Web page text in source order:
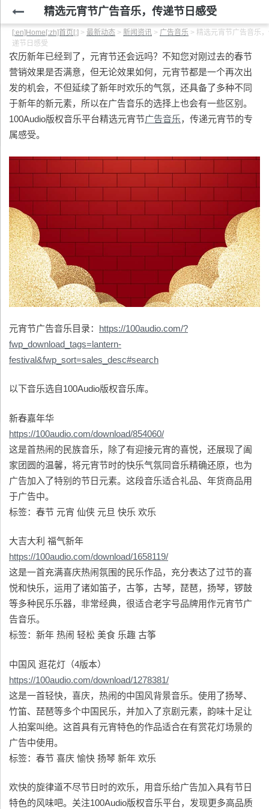
精选元宵节广告音乐，传递节日感受
[:en]Home[:zh]首页[:] > 最新动态 > 新闻资讯 > 广告音乐 > 精选元宵节广告音乐
递节日感受
农历新年已经到了，元宵节还会远吗？不知您对刚过去的春节
营销效果是否满意，但无论效果如何，元宵节都是一个再次出
发的机会，不但延续了新年时欢乐的气氛，还具备了多种不同
于新年的新元素，所以在广告音乐的选择上也会有一些区别。
100Audio版权音乐平台精选元宵节广告音乐，传递元宵节的专
属感受。
元宵节广告音乐目录： https://100audio.com/?
fwp_download_tags=lantern-
festival&fwp_sort=sales_desc#search
以下音乐选自100Audio版权音乐库。
新春嘉年华
https://100audio.com/download/854060/
这是首热闹的民族音乐，除了有迎接元宵的喜悦，还展现了阖
家团圆的温馨，将元宵节时的快乐气氛同音乐精确还原，也为
广告加入了特别的节日元素。这段音乐适合礼品、年货商品用
于广告中。
标签：春节 元宵 仙侠 元旦 快乐 欢乐
大吉大利 福气新年
https://100audio.com/download/1658119/
这是一首充满喜庆热闹氛围的民乐作品，充分表达了过节的喜
悦和快乐，运用了诸如笛子，古筝，古琴，琵琶，扬琴，锣鼓
等多种民乐乐器，非常经典，很适合老字号品牌用作元宵节广
告音乐。
标签：新年 热闹 轻松 美食 乐趣 古筝
中国风 逛花灯（4版本）
https://100audio.com/download/1278381/
这是一首轻快，喜庆，热闹的中国风背景音乐。使用了扬琴、
竹笛、琵琶等多个中国民乐，并加入了京剧元素，韵味十足让
人拍案叫绝。这首具有元宵特色的作品适合在有赏花灯场景的
广告中使用。
标签：春节 喜庆 愉快 扬琴 新年 欢乐
欢快的旋律道不尽节日时的欢乐，用音乐给广告加入具有节日
特色的风味吧。关注100Audio版权音乐平台，发现更多高品质